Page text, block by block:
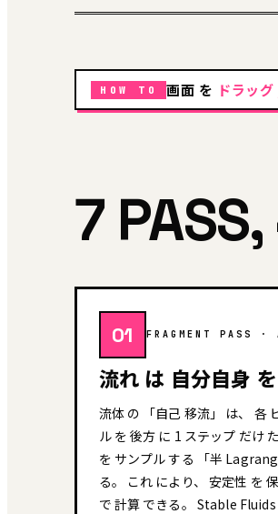
HOW TO 画面 を ドラッ
7
01 FRAGMENT PASS ·
流れ は 自分自身
流体 の 「自己 移流」 は、 各
ル を 後方 に 1 ステップ だけ
を サンプル する 「半
る。 これ により、 安定性 を
で 計算 できる。 Stable